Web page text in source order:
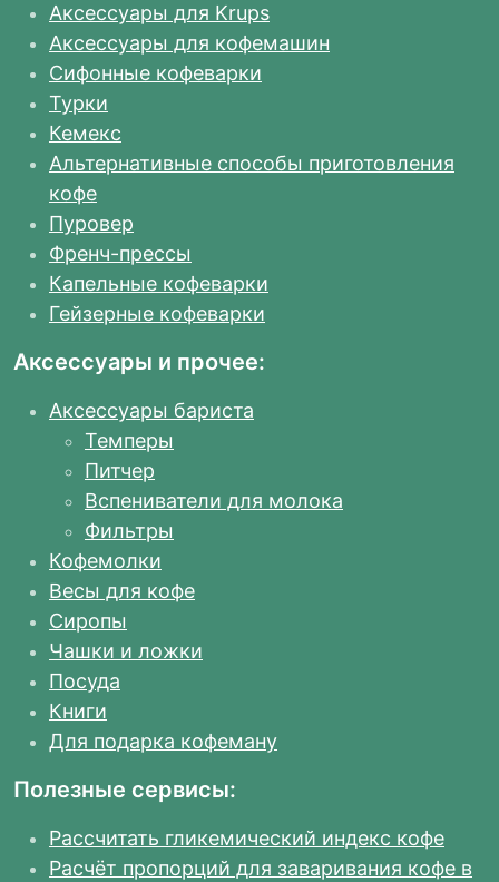
Аксессуары для Krups
Аксессуары для кофемашин
Сифонные кофеварки
Турки
Кемекс
Альтернативные способы приготовления
кофе
Пуровер
Френч-прессы
Капельные кофеварки
Гейзерные кофеварки
Аксессуары и прочее:
Аксессуары бариста
Темперы
Питчер
Вспениватели для молока
Фильтры
Кофемолки
Весы для кофе
Сиропы
Чашки и ложки
Посуда
Книги
Для подарка кофеману
Полезные сервисы:
Рассчитать гликемический индекс кофе
Расчёт пропорций для заваривания кофе в